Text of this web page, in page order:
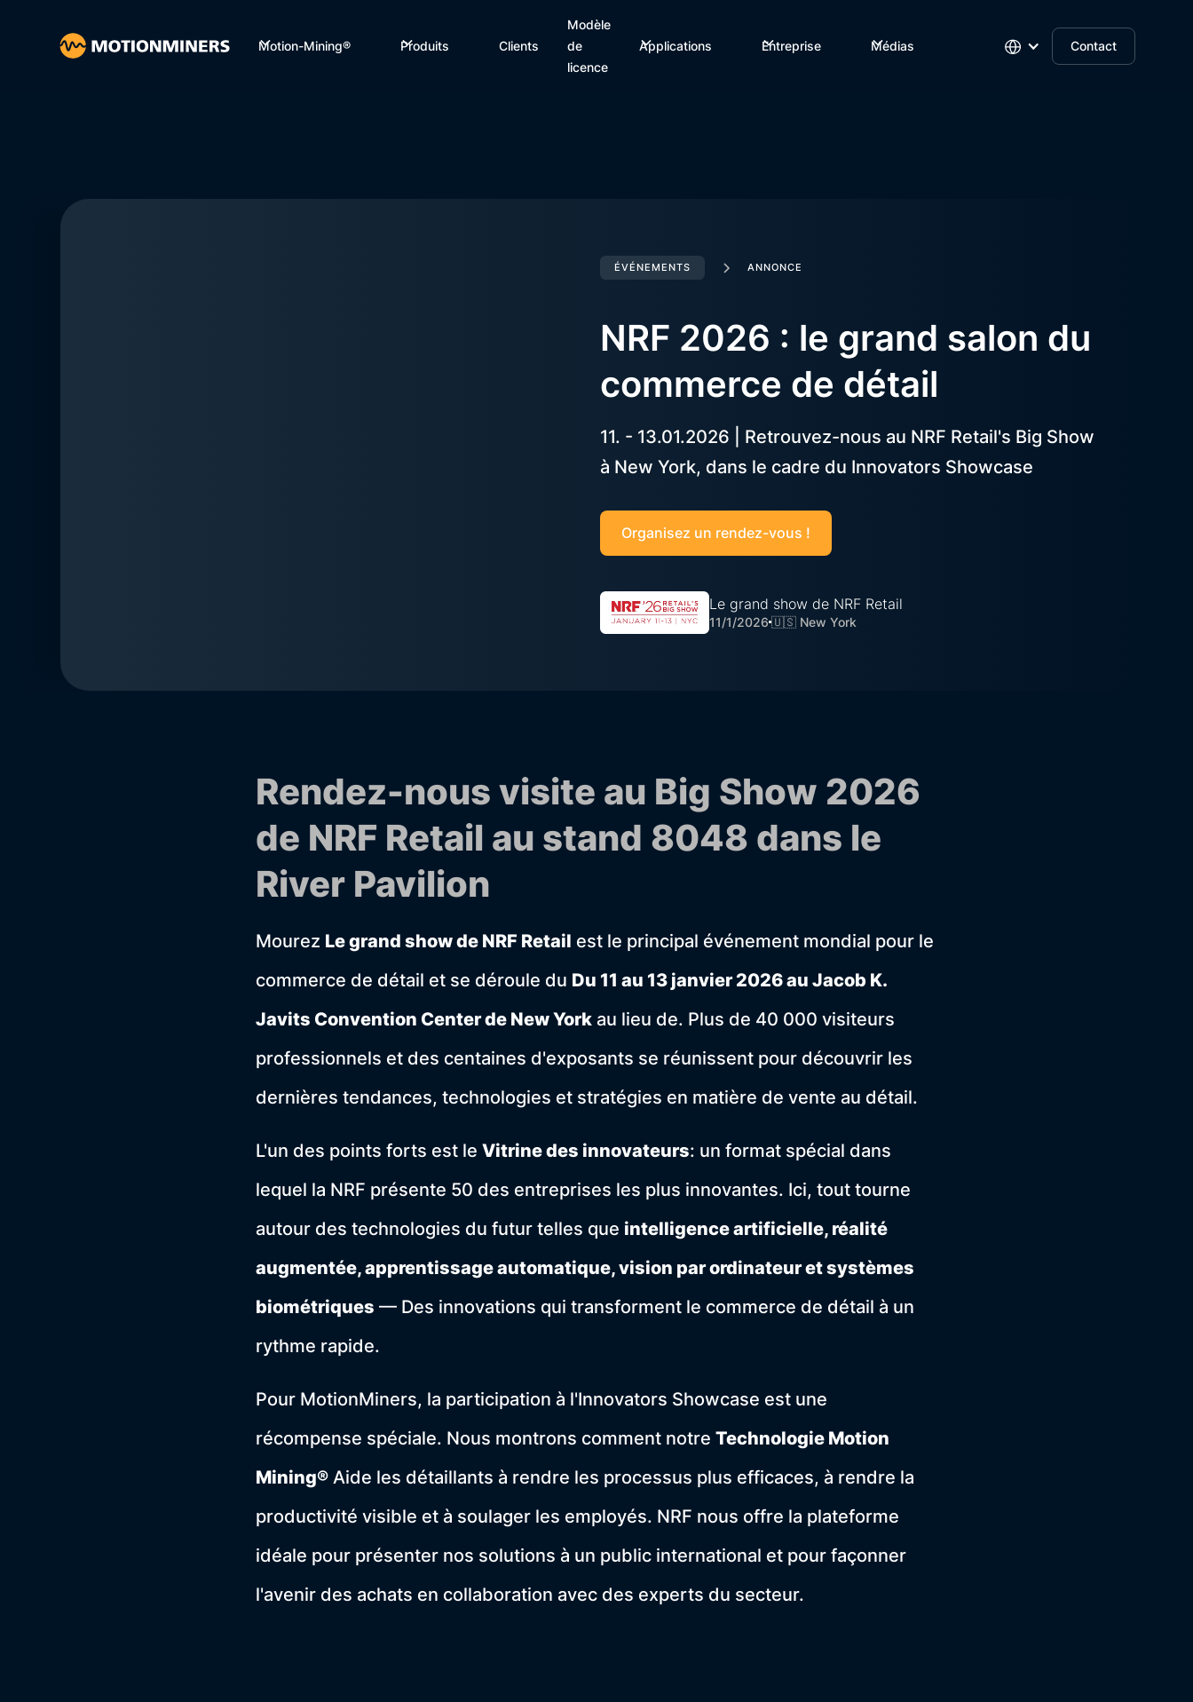
Motion-Mining® Produits Clients
Modèle
de
licence
Applications Entreprise Médias Contact
ÉVÉNEMENTS ANNONCE
NRF 2026 : le grand salon du
commerce de détail
11. - 13.01.2026 | Retrouvez-nous au NRF Retail's Big Show
à New York, dans le cadre du Innovators Showcase
Organisez un rendez-vous !
Le grand show de NRF Retail
11/1/2026🇺🇸 New York
Rendez-nous visite au Big Show 2026
de NRF Retail au stand 8048 dans le
River Pavilion
Mourez Le grand show de NRF Retail est le principal événement mondial pour le
commerce de détail et se déroule du Du 11 au 13 janvier 2026 au Jacob K.
Javits Convention Center de New York au lieu de. Plus de 40 000 visiteurs
professionnels et des centaines d'exposants se réunissent pour découvrir les
dernières tendances, technologies et stratégies en matière de vente au détail.
L'un des points forts est le Vitrine des innovateurs: un format spécial dans
lequel la NRF présente 50 des entreprises les plus innovantes. Ici, tout tourne
autour des technologies du futur telles que intelligence artificielle, réalité
augmentée, apprentissage automatique, vision par ordinateur et systèmes
biométriques — Des innovations qui transforment le commerce de détail à un
rythme rapide.
Pour MotionMiners, la participation à l'Innovators Showcase est une
récompense spéciale. Nous montrons comment notre Technologie Motion
Mining® Aide les détaillants à rendre les processus plus efficaces, à rendre la
productivité visible et à soulager les employés. NRF nous offre la plateforme
idéale pour présenter nos solutions à un public international et pour façonner
l'avenir des achats en collaboration avec des experts du secteur.